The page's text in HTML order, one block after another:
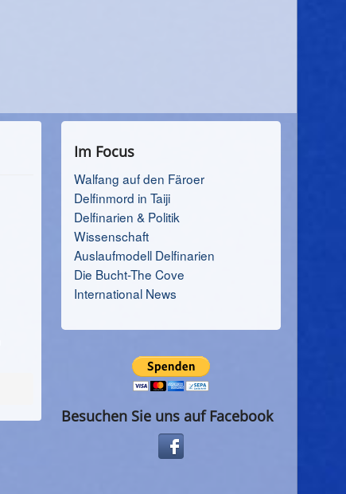
Im Focus
Walfang auf den Färoer
Delfinmord in Taiji
Delfinarien & Politik
Wissenschaft
Auslaufmodell Delfinarien
Die Bucht-The Cove
International News
Besuchen Sie uns auf Facebook